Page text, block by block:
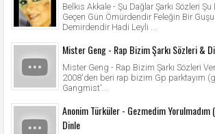
Belkıs Akkale - Şu Dağlar Şarkı Sözleri
Geçen Gün Ömürdendir Feleğin Bir
Demirdendir Hadi Leyli ...
Mister Geng - Rap Bizim Şarkı Sözleri &
Mister Geng - Rap Bizim Şarkı Sözleri
2008'den beri rap bizim Gp parktayım
Gangmist'...
Anonim Türküler - Gezmedim Yorulmadım
Dinle